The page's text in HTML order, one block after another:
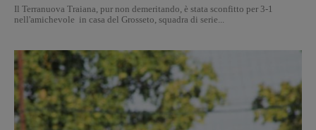
Il Terranuova Traiana, pur non demeritando, è stata sconfitto per 3-1
nell'amichevole in casa del Grosseto, squadra di serie...